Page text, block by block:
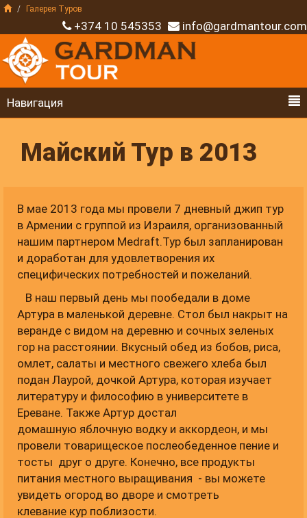
Галерея Туров
+374 10 545353 info@gardmantour.com
Навигация
Майский Тур в 2013
В мае 2013 года мы провели 7 дневный джип тур
в Армении с группой из Израиля, организованный
нашим партнером Medraft.Тур был запланирован
и доработан для удовлетворения их
специфических потребностей и пожеланий.
В наш первый день мы пообедали в доме
Артура в маленькой деревне. Стол был накрыт на
веранде с видом на деревню и сочных зеленых
гор на расстоянии. Вкусный обед из бобов, риса,
омлет, салаты и местного свежего хлеба был
подан Лаурой, дочкой Артура, которая изучает
литературу и философию в университете в
Ереване. Также Артур достал
домашную яблочную водку и аккордеон, и мы
провели товарищеское послеобеденное пение и
тосты друг о друге. Конечно, все продукты
питания местного выращивания - вы можете
увидеть огород во дворе и смотреть
клевание кур поблизости.